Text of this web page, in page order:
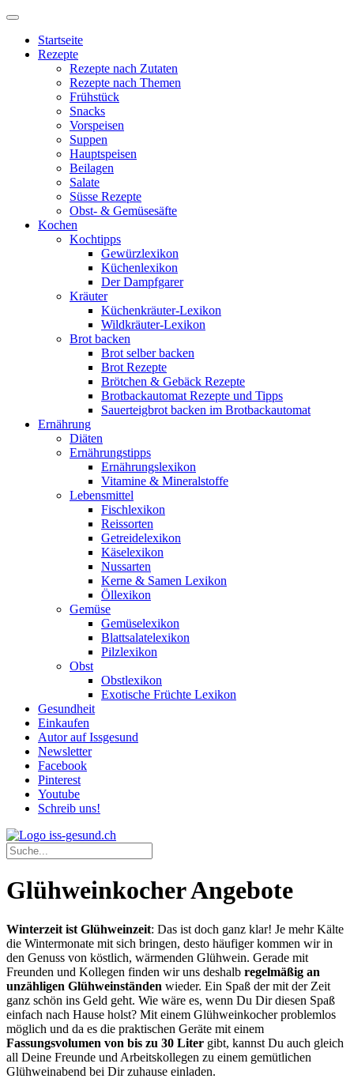
Startseite
Rezepte
Rezepte nach Zutaten
Rezepte nach Themen
Frühstück
Snacks
Vorspeisen
Suppen
Hauptspeisen
Beilagen
Salate
Süsse Rezepte
Obst- & Gemüsesäfte
Kochen
Kochtipps
Gewürzlexikon
Küchenlexikon
Der Dampfgarer
Kräuter
Küchenkräuter-Lexikon
Wildkräuter-Lexikon
Brot backen
Brot selber backen
Brot Rezepte
Brötchen & Gebäck Rezepte
Brotbackautomat Rezepte und Tipps
Sauerteigbrot backen im Brotbackautomat
Ernährung
Diäten
Ernährungstipps
Ernährungslexikon
Vitamine & Mineralstoffe
Lebensmittel
Fischlexikon
Reissorten
Getreidelexikon
Käselexikon
Nussarten
Kerne & Samen Lexikon
Öllexikon
Gemüse
Gemüselexikon
Blattsalatelexikon
Pilzlexikon
Obst
Obstlexikon
Exotische Früchte Lexikon
Gesundheit
Einkaufen
Autor auf Issgesund
Newsletter
Facebook
Pinterest
Youtube
Schreib uns!
Glühweinkocher Angebote
Winterzeit ist Glühweinzeit: Das ist doch ganz klar! Je mehr Kälte
die Wintermonate mit sich bringen, desto häufiger kommen wir in
den Genuss von köstlich, wärmenden Glühwein. Gerade mit
Freunden und Kollegen finden wir uns deshalb regelmäßig an
unzähligen Glühweinständen wieder. Ein Spaß der mit der Zeit
ganz schön ins Geld geht. Wie wäre es, wenn Du Dir diesen Spaß
einfach nach Hause holst? Mit einem Glühweinkocher problemlos
möglich und da es die praktischen Geräte mit einem
Fassungsvolumen von bis zu 30 Liter gibt, kannst Du auch gleich
all Deine Freunde und Arbeitskollegen zu einem gemütlichen
Glühweinabend bei Dir zuhause einladen.